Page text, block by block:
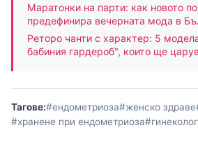
Маратонки на парти: как новото
предефинира вечерната мода в
Реторо чанти с характер: 5
бабиния гардероб", които ще
Тагове:#ендометриоза#женско здраве
#хранене при ендометриоза